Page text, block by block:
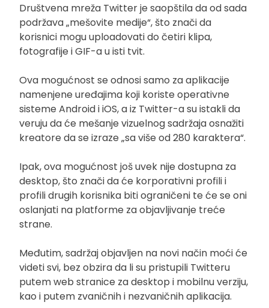
Društvena mreža Twitter je saopštila da od sada
podržava „mešovite medije“, što znači da
korisnici mogu uploadovati do četiri klipa,
fotografije i GIF-a u isti tvit.
Ova mogućnost se odnosi samo za aplikacije
namenjene uređajima koji koriste operativne
sisteme Android i iOS, a iz Twitter-a su istakli da
veruju da će mešanje vizuelnog sadržaja osnažiti
kreatore da se izraze „sa više od 280 karaktera“.
Ipak, ova mogućnost još uvek nije dostupna za
desktop, što znači da će korporativni profili i
profili drugih korisnika biti ograničeni te će se oni
oslanjati na platforme za objavljivanje treće
strane.
Međutim, sadržaj objavljen na novi način moći će
videti svi, bez obzira da li su pristupili Twitteru
putem web stranice za desktop i mobilnu verziju,
kao i putem zvaničnih i nezvaničnih aplikacija.